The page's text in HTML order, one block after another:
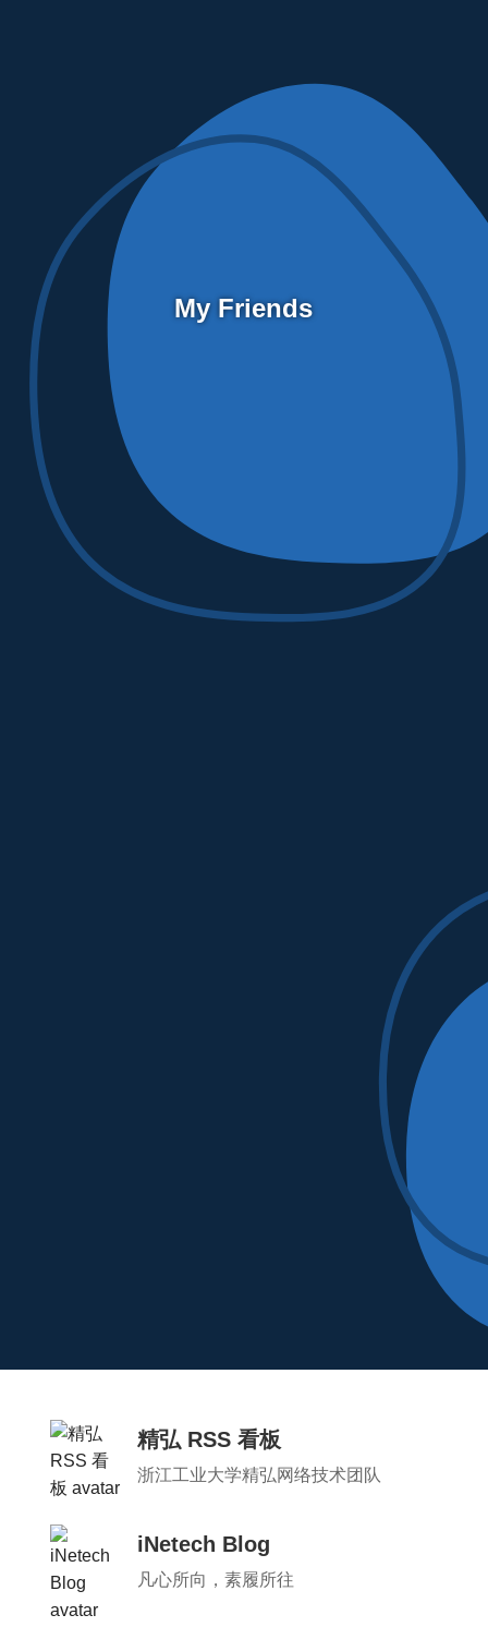
My Friends
精弘 RSS 看板
浙江工业大学精弘网络技术团队
iNetech Blog
凡心所向，素履所往